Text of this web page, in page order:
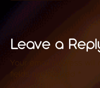
Leave a
Your email address will
fields are marked